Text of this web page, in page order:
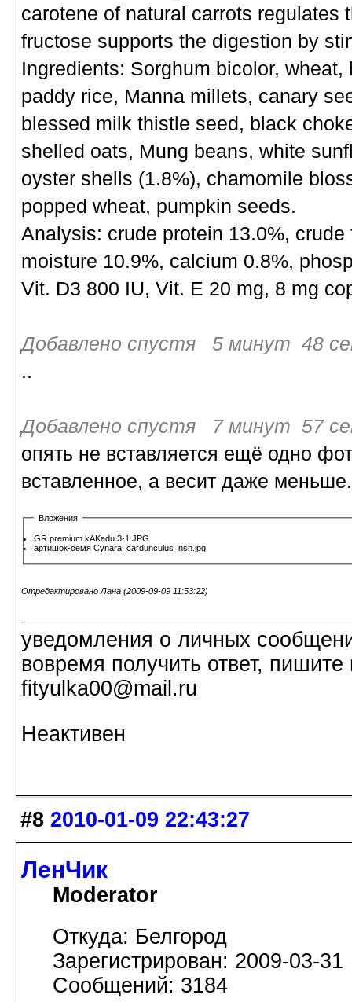
carotene of natural carrots regulates
fructose supports the digestion by
Ingredients: Sorghum bicolor,
paddy rice, Manna millets, canary
blessed milk thistle seed, black
shelled oats, Mung beans, white
oyster shells (1.8%), chamomile
popped wheat, pumpkin seeds.
Analysis: crude protein 13.0%,
moisture 10.9%, calcium 0.8%,
Vit. D3 800 IU, Vit. E 20 mg, 8 mg
Добавлено спустя 5 минут 48
..
Добавлено спустя 7 минут 57
опять не вставляется ещё одно
вставленное, а весит даже меньше.
Вложения
GR premium kAKadu 3-1.JPG
артишок-семя Cynara_cardunculus_nsh.jpg
Отредактировано Лана (2009-09-09 11:53:22)
уведомления о личных
вовремя получить ответ,
fityulka00@mail.ru
Неактивен
#8 2010-01-09 22:43:27
ЛенЧик
Moderator
Откуда: Белгород
Зарегистрирован: 2009-03-31
Сообщений: 3184